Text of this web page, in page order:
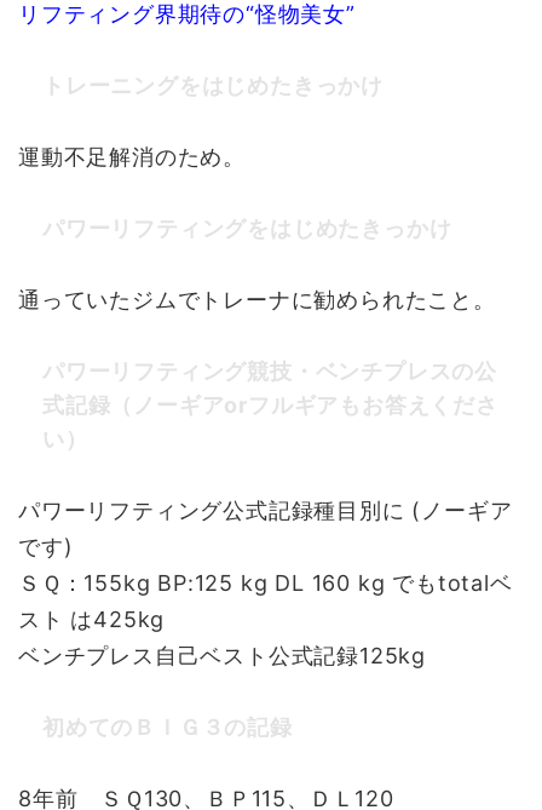
リフティング界期待の“怪物美女”
トレーニングをはじめたきっかけ
運動不足解消のため。
パワーリフティングをはじめたきっかけ
通っていたジムでトレーナに勧められたこと。
パワーリフティング競技・ベンチプレスの公
式記録（ノーギアorフルギアもお答えくださ
い）
パワーリフティング公式記録種目別に (ノーギア
です)
ＳＱ：155kg BP:125 kg DL 160 kg でもtotalベ
スト は425kg
ベンチプレス自己ベスト公式記録125kg
初めてのＢＩＧ３の記録
8年前 ＳＱ130、ＢＰ115、ＤＬ120